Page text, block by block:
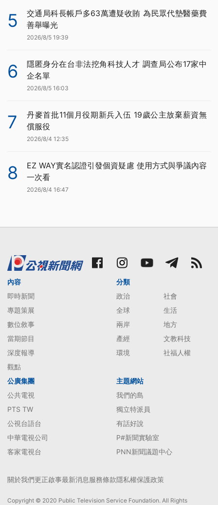
5
交通局科長帳戶多63萬遭疑收賄 為民眾代墊醫藥費
善舉曝光
2026/8/5 19:39
6
隱匿身分在台非法挖角科技人才 調查局公布17家中
企名單
2026/8/5 16:03
7
丹麥首批11個月役期新兵入伍 19歲公主放棄薪資無
償服役
2026/8/4 12:35
8
EZ WAY實名認證引發個資疑慮 使用方式與爭議內容
一次看
2026/8/4 16:47
內容
即時新聞
專題策展
數位敘事
當期節目
深度報導
觀點
分類
政治
社會
全球
生活
兩岸
地方
產經
文教科技
環境
社福人權
公廣集團
公共電視
PTS TW
公視台語台
中華電視公司
客家電視台
主題網站
我們的島
獨立特派員
有話好說
P#新聞實驗室
PNN新聞議題中心
關於我們更正啟事最新消息服務條款隱私權保護政策
Copyright © 2020 Public Television Service Foundation. All Rights